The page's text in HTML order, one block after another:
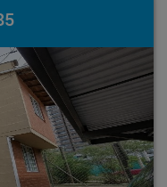
Apartamento - 4684